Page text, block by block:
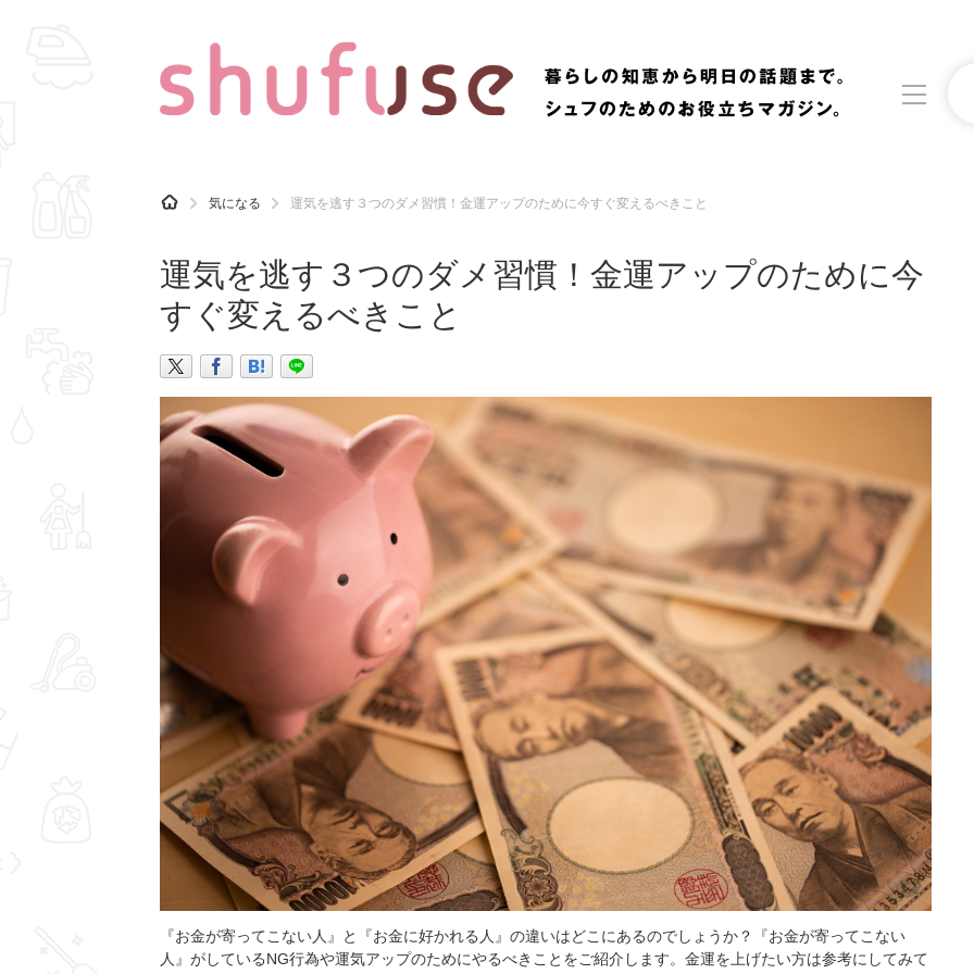
CATEGORY 記事カテゴリ
マナー 趣味 食材辞典 おすすめ
H
O
気になる 運気を逃す３つのダメ習慣！金運アップのために今すぐ変えるべきこと
運気を逃す３つのダメ習慣！金運アップのために今
すぐ変えるべきこと
『お金が寄ってこない人』と『お金に好かれる人』の違いはどこにあるのでしょうか？『お金が寄ってこない
人』がしているNG行為や運気アップのためにやるべきことをご紹介します。金運を上げたい方は参考にしてみて